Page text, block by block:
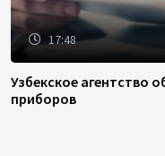
17:48
Узбекское агентство
приборов